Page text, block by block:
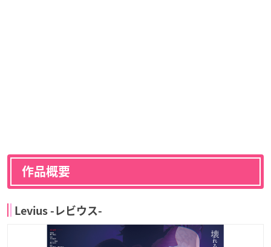
作品概要
Levius -レビウス-